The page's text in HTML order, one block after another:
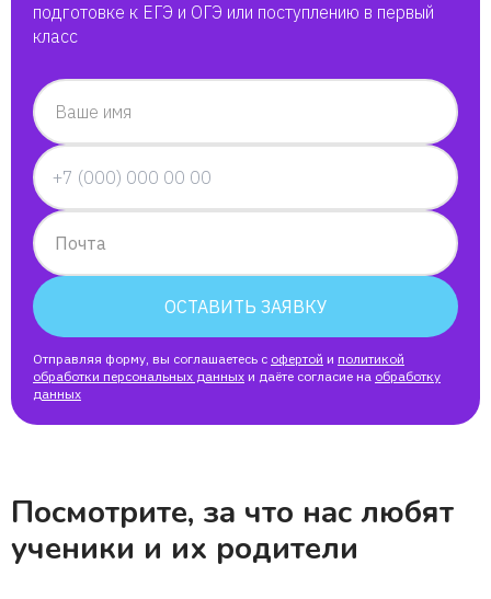
подготовке к ЕГЭ и ОГЭ или поступлению в первый
класс
Ваше имя
Почта
ОСТАВИТЬ ЗАЯВКУ
Отправляя форму, вы соглашаетесь с офертой и политикой
обработки персональных данных и даёте согласие на обработку
данных
Посмотрите, за что нас любят
ученики и их родители